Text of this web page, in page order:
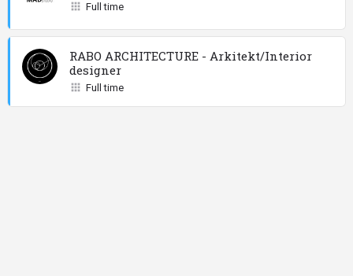
Full time
RABO ARCHITECTURE - Arkitekt/Interior
designer
Full time